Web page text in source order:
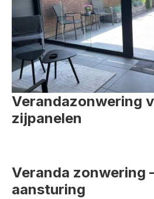
Verandazonwering
zijpanelen
Veranda zonwering
aansturing